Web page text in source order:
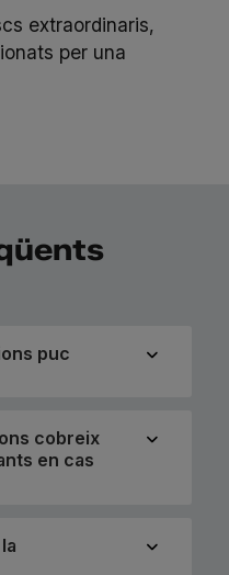
extraordinaris,
per una
puc
cobreix
en cas